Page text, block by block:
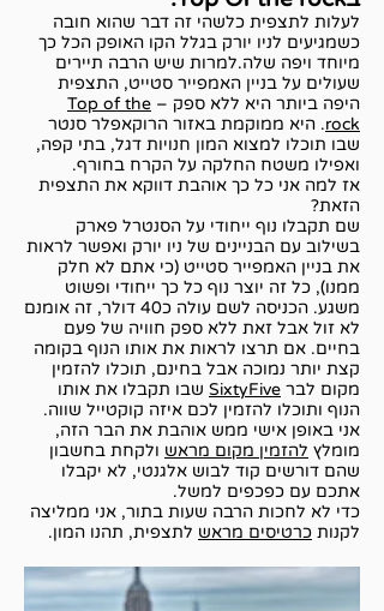
לעלות לתצפית כלשהי זה דבר שהוא חובה
כשמגיעים לניו יורק בגלל הקו האופק הכל כך
מיוחד ויפה שלה.למרות שיש הרבה תיירים
שעולים על בניין האמפייר סטייט, התצפית
היפה ביותר היא ללא ספק – Top of the
rock. היא ממוקמת באזור הרוקאפלר סנטר
שבו תוכלו למצוא המון חנויות דגל, בתי קפה,
ואפילו משטח החלקה על הקרח בחורף.
אז למה אני כל כך אוהבת דווקא את התצפית
הזאת?
שם תקבלו נוף ייחודי על הסנטרל פארק
בשילוב עם הבניינים של ניו יורק ואפשר לראות
את בניין האמפייר סטייט (כי אתם לא חלק
ממנו), כל זה יוצר נוף כל כך ייחודי ופשוט
משגע. הכניסה לשם עולה כ40 דולר, זה אומנם
לא זול אבל זאת ללא ספק חוויה של פעם
בחיים. אם תרצו לראות את אותו הנוף בקומה
קצת יותר נמוכה אבל בחינם, תוכלו להזמין
מקום לבר SixtyFive שבו תקבלו את אותו
הנוף ותוכלו להזמין לכם איזה קוקטייל שווה.
אני באופן אישי ממש אוהבת את הבר הזה,
מומלץ להזמין מקום מראש ולקחת בחשבון
שהם דורשים קוד לבוש אלגנטי, לא יקבלו
אתכם עם כפכפים למשל.
כדי לא לחכות הרבה שעות בתור, אני ממליצה
לקנות כרטיסים מראש לתצפית, תהנו המון.